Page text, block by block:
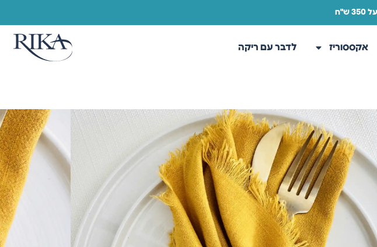
ש"ח
אקססוריז לדבר עם ריקה
הבית/חנות / מפות ומפיות/מפיות/ מפית פרנזים חרדל
פרנזים חרדל
מפיות בד טבעיות ורכות, לעיצוב שולחן נעים ופשוט שמרגיש בית.
ומידות:
ליחידה ולא למארז, גודל כל מפית 45*45 ס"מ
22.00